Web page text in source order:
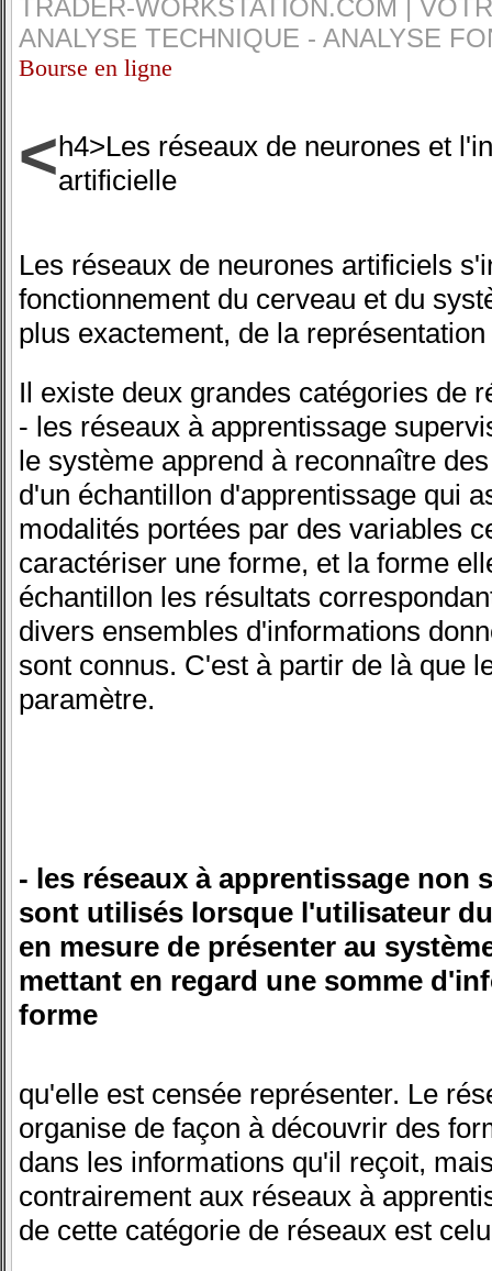
TRADER-WORKSTATION.COM |
ANALYSE TECHNIQUE - ANALYSE
Bourse en ligne
<h4>Les réseaux de neurones et
artificielle
Les réseaux de neurones artificiels
fonctionnement du cerveau et du
plus exactement, de la
Il existe deux grandes catégories de
- les réseaux à apprentissage
le système apprend à reconnaître
d'un échantillon d'apprentissage qui
modalités portées par des variables
caractériser une forme, et la forme
échantillon les résultats
divers ensembles d'informations
sont connus. C'est à partir de là que
paramètre.
- les réseaux à apprentissage non
sont utilisés lorsque l'utilisateur
en mesure de présenter au
mettant en regard une somme
forme
qu'elle est censée représenter. Le
organise de façon à découvrir des
dans les informations qu'il reçoit,
contrairement aux réseaux à
de cette catégorie de réseaux est